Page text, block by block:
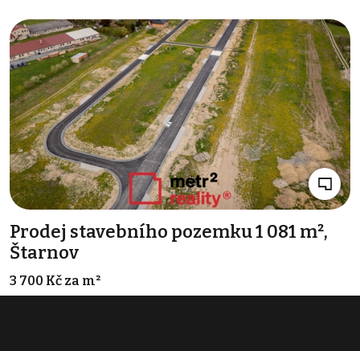
Prodej stavebního pozemku 1 081 m²,
Štarnov
3 700 Kč za m²